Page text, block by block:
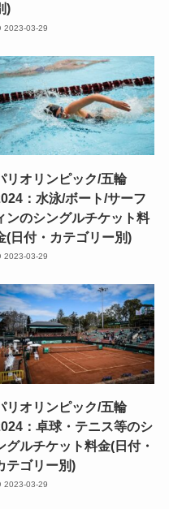
)
2023-03-29
リオリンピック/五輪
：水泳/ボート/サーフ
ンのシングルチケット料
(日付・カテゴリー別)
2023-03-29
リオリンピック/五輪
：卓球・テニス等のシ
グルチケット料金(日付・
テゴリー別)
2023-03-29